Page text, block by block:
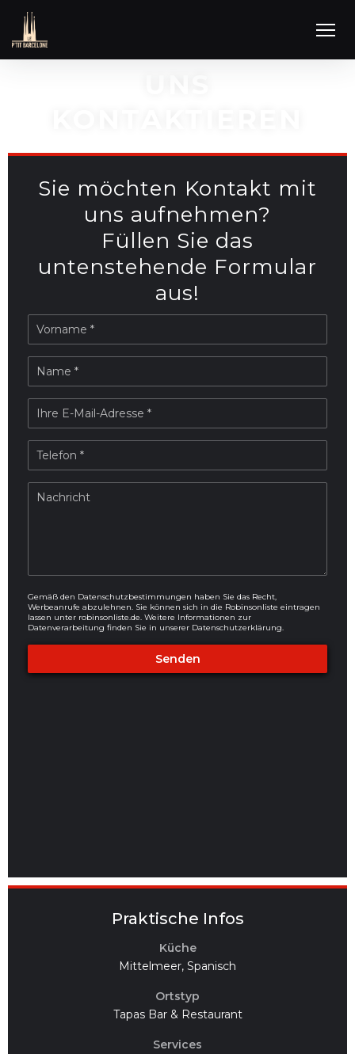
Sie möchten Kontakt mit
uns aufnehmen?
Füllen Sie das
untenstehende Formular
aus!
Gemäß den Datenschutzbestimmungen haben Sie das Recht,
Werbeanrufe abzulehnen. Sie können sich in die Robinsonliste eintragen
lassen unter robinsonliste.de. Weitere Informationen zur
Datenverarbeitung finden Sie in unserer Datenschutzerklärung.
Praktische Infos
Küche
Mittelmeer, Spanisch
Ortstyp
Tapas Bar & Restaurant
Services